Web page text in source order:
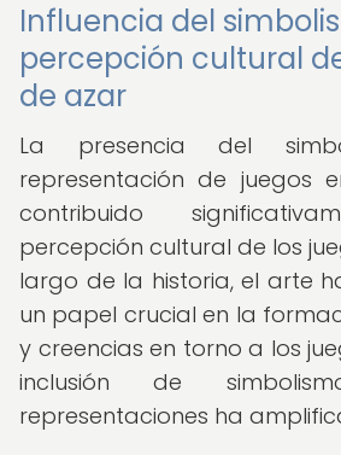
Influencia del
percepción cultural
de azar
La presencia del
representación de juegos
contribuido
percepción cultural de los
largo de la historia, el arte
un papel crucial en la
y creencias en torno a los
inclusión de
representaciones ha